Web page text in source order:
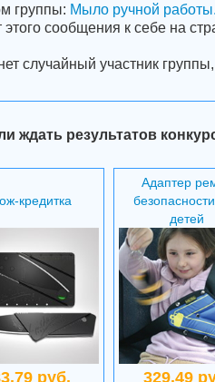
группы: Мыло ручной
сообщения к себе на
случайный участник
ждать результатов
кредитка
руб.
Адаптер
детей
329.49